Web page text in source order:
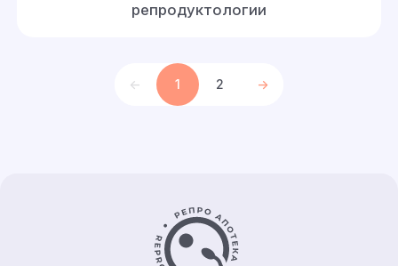
репродуктологии
<- 1 2 ->
Контакты и информация